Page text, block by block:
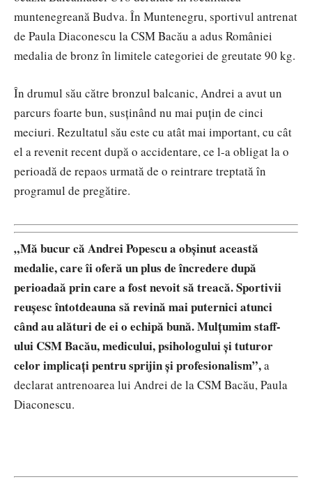
muntenegreană Budva. În Muntenegru, sportivul antrenat
de Paula Diaconescu la CSM Bacău a adus României
medalia de bronz în limitele categoriei de greutate 90 kg.
În drumul său către bronzul balcanic, Andrei a avut un
parcurs foarte bun, susținând nu mai puțin de cinci
meciuri. Rezultatul său este cu atât mai important, cu cât
el a revenit recent după o accidentare, ce l-a obligat la o
perioadă de repaos urmată de o reintrare treptată în
programul de pregătire.
„Mă bucur că Andrei Popescu a obșinut această
medalie, care îi oferă un plus de încredere după
perioadaă prin care a fost nevoit să treacă. Sportivii
reușesc întotdeauna să revină mai puternici atunci
când au alături de ei o echipă bună. Mulțumim staff-
ului CSM Bacău, medicului, psihologului și tuturor
celor implicați pentru sprijin și profesionalism”,a
declarat antrenoarea lui Andrei de la CSM Bacău, Paula
Diaconescu.